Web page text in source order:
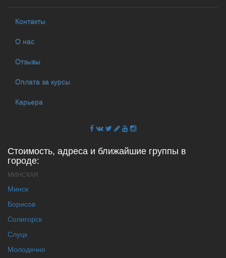
Контакты
О нас
Отзывы
Оплата за курсы
Карьера
Стоимость, адреса и ближайшие группы в
городе:
МИНСКАЯ
Минск
Борисов
Солигорск
Слуцк
Молодечно